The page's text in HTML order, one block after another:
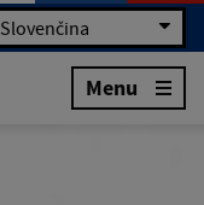
Slovenčina
Menu